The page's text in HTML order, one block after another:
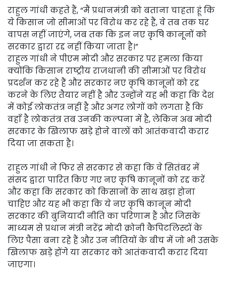
राहुल गांधी कहते हैं, “मैं प्रधानमंत्री को बताना चाहता हूं कि
ये किसान जो सीमाओं पर विरोध कर रहे हैं, वे तब तक घर
वापस नहीं जाएंगे, जब तक कि इन नए कृषि कानूनों को
सरकार द्वारा रद्द नहीं किया जाता है।”
राहुल गांधी ने पीएम मोदी और सरकार पर हमला किया
क्योंकि किसान राष्ट्रीय राजधानी की सीमाओं पर विरोध
प्रदर्शन कर रहे हैं और सरकार नए कृषि कानूनों को रद्द
करने के लिए तैयार नहीं है और उन्होंने यह भी कहा कि देश
में कोई लोकतंत्र नहीं है और अगर लोगों को लगता है कि
वहाँ है लोकतंत्र तब उनकी कल्पना में है, लेकिन अब मोदी
सरकार के खिलाफ खड़े होने वालों को आतंकवादी करार
दिया जा सकता है।
राहुल गांधी ने फिर से सरकार से कहा कि वे सितंबर में
संसद द्वारा पारित किए गए नए कृषि कानूनों को रद्द करें
और कहा कि सरकार को किसानों के साथ खड़ा होना
चाहिए और यह भी कहा कि ये नए कृषि कानून मोदी
सरकार की बुनियादी नीति का परिणाम हैं और जिसके
माध्यम से प्रधान मंत्री नरेंद्र मोदी क्रोनी कैपिटलिस्टों के
लिए पैसा बना रहे हैं और उन नीतियों के बीच में जो भी उसके
खिलाफ खड़े होंगे या सरकार को आतंकवादी करार दिया
जाएगा।